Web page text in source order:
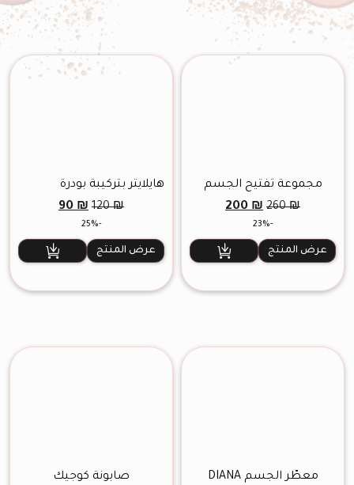
مجموعة تفتيح الجسم
260₪
السعر
الأصلي
260 ₪.
200₪
200 ₪.
-23%
عرض المنتج
هايلايتر بتركيبة بودرة
مضغوطة رقم 16
120₪
السعر
الأصلي
120 ₪.
90₪
90 ₪.
-25%
عرض المنتج
معطّر الجسم DIANA صابونة كوجيك